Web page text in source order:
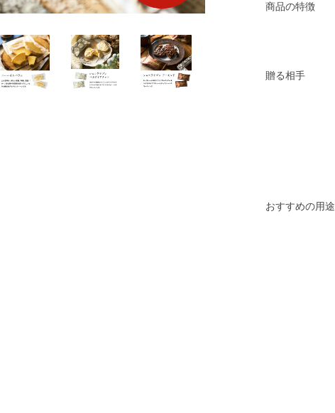
商品の特徴
贈る相手
おすすめの用途